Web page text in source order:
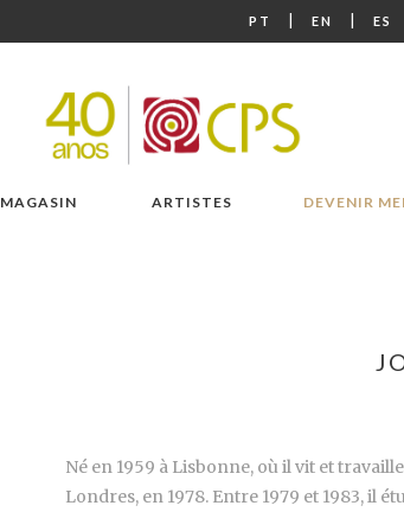
PT | EN | ES
MAGASIN ARTISTES DEVENIR
Né en 1959 à Lisbonne, où il vit et
Londres, en 1978. Entre 1979 et 1983, il